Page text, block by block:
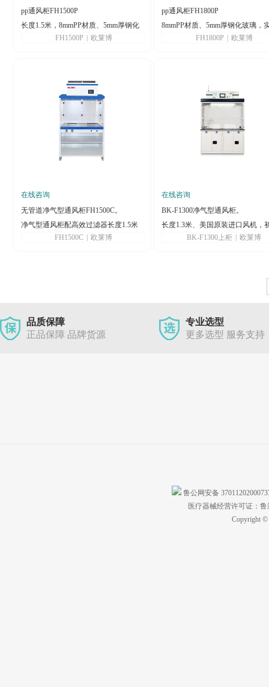
pp通风柜FH1500P
长度1.5米，8mmPP材质、5mm厚钢化
玻璃实心理化板台面
FH1500P 欧莱博
pp通风柜FH1800P
8mmPP材质、5mm厚钢化玻璃，
FH1800P 欧莱博
在线咨询
无管道净气型通风柜FH1500C。
净气型通风柜配高效过滤器长度1.5米
FH1500C
欧莱博
在线咨询
BK-F1300净气型通风柜。
长度1.3米、美国原装进口风机，
过滤器+分子过滤器
BK-F1300上柜 欧莱博
品质保障
正品保障 品牌货源
专业选型
更多选型 服务支持
鲁公网安备
医疗器械经营许可证：
Copyright